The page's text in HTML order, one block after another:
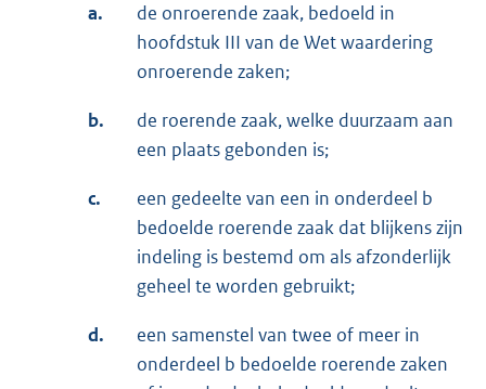
a.
de onroerende zaak, bedoeld in
hoofdstuk III van de Wet waardering
onroerende zaken;
b.
de roerende zaak, welke duurzaam aan
een plaats gebonden is;
c.
een gedeelte van een in onderdeel b
bedoelde roerende zaak dat blijkens zijn
indeling is bestemd om als afzonderlijk
geheel te worden gebruikt;
d.
een samenstel van twee of meer in
onderdeel b bedoelde roerende zaken